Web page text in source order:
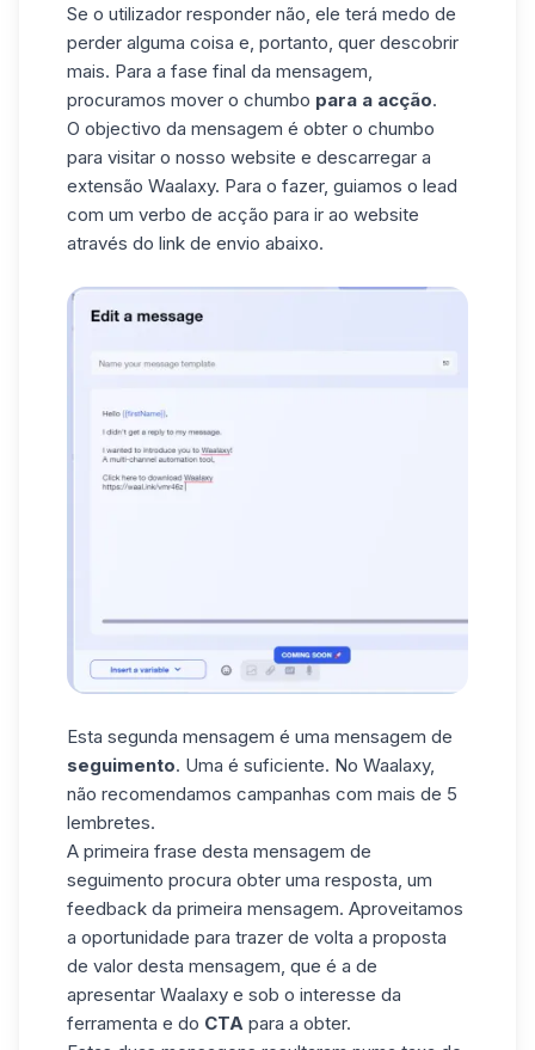
Se o utilizador responder não, ele terá medo de
perder alguma coisa e, portanto, quer descobrir
mais. Para a fase final da mensagem
procuramos mover o chumbo para a acção.
O objectivo da mensagem é obter o chumbo
para visitar o nosso website e descarregar a
extensão Waalaxy. Para o fazer, guiamos o lead
com um verbo de acção para ir ao website
através do link de envio abaixo.
Esta segunda mensagem é uma mensagem de
seguimento. Uma é suficiente. No Waalaxy,
não recomendamos campanhas com mais de 5
lembretes.
A primeira frase desta mensagem de
seguimento procura obter uma resposta, um
feedback da primeira mensagem. Aproveitamos
a oportunidade para trazer de volta a proposta
de valor desta mensagem, que é a de
apresentar Waalaxy e sob o interesse da
ferramenta e do CTA para a obter.